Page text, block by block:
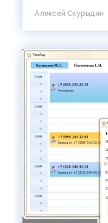
Алексей Скурыдин